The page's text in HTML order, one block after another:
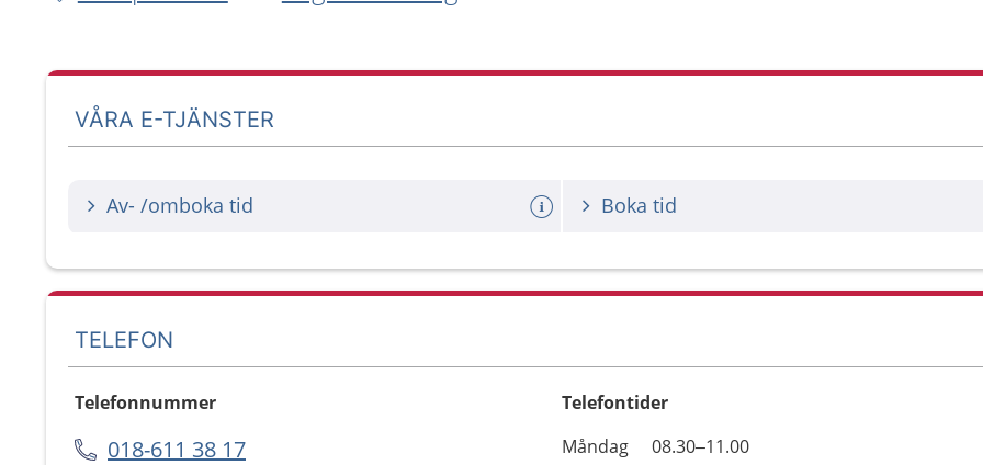
VÅRA E-TJÄNSTER
Av- /omboka tid Boka tid
TELEFON
Telefonnummer
018-611 38 17
Telefontider
Dag
Öppettider
Kommentarer
Måndag
08.30–11.00